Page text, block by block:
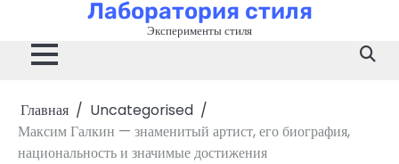
содержимому
Лаборатория стиля
Эксперименты стиля
Главная
Uncategorised
Максим Галкин — знаменитый артист, его биография,
национальность и значимые достижения